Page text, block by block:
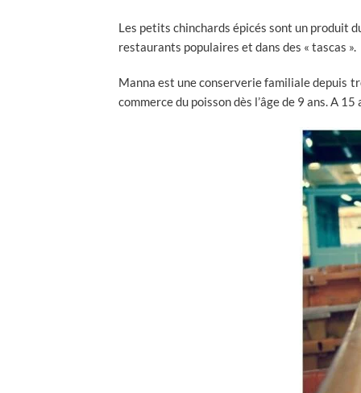
Les petits chinchards épicés sont un produit
restaurants populaires et dans des « tascas ».
Manna est une conserverie familiale depuis
commerce du poisson dès l’âge de 9 ans. A